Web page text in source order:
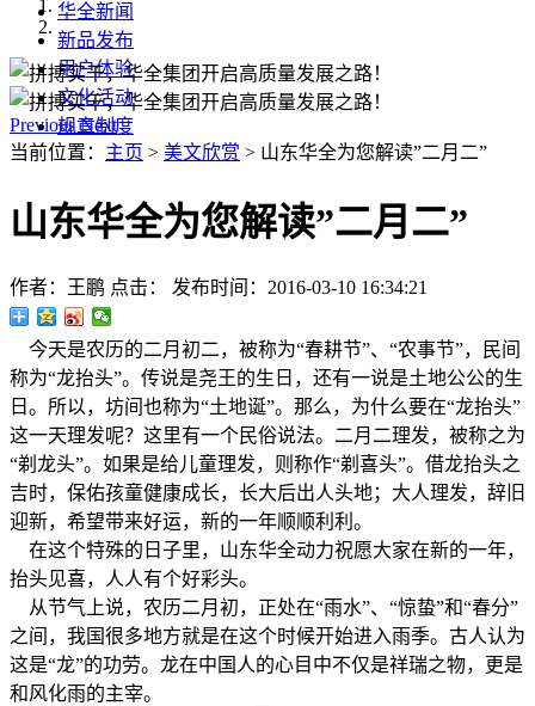
华全新闻
新品发布
用户体验
文化活动
规章制度
Previous Next
当前位置： 主页 > 美文欣赏 > 山东华全为您解读”二月二”
山东华全为您解读”二月二”
作者：王鹏 点击： 发布时间：2016-03-10 16:34:21
今天是农历的二月初二，被称为“春耕节”、“农事节”，民间
称为“龙抬头”。传说是尧王的生日，还有一说是土地公公的生
日。所以，坊间也称为“土地诞”。那么，为什么要在“龙抬头”
这一天理发呢？这里有一个民俗说法。二月二理发，被称之为
“剃龙头”。如果是给儿童理发，则称作“剃喜头”。借龙抬头之
吉时，保佑孩童健康成长，长大后出人头地；大人理发，辞旧
迎新，希望带来好运，新的一年顺顺利利。
在这个特殊的日子里，山东华全动力祝愿大家在新的一年，
抬头见喜，人人有个好彩头。
从节气上说，农历二月初，正处在“雨水”、“惊蛰”和“春分”
之间，我国很多地方就是在这个时候开始进入雨季。古人认为
这是“龙”的功劳。龙在中国人的心目中不仅是祥瑞之物，更是
和风化雨的主宰。